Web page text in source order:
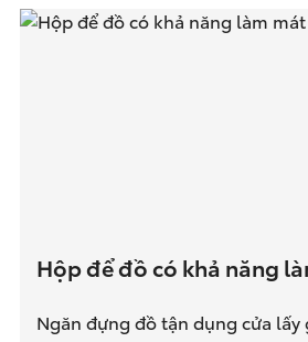
Hộp để đồ có khả năng
Ngăn đựng đồ tận dụng cửa